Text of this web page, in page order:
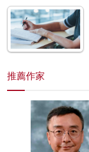
推薦作家